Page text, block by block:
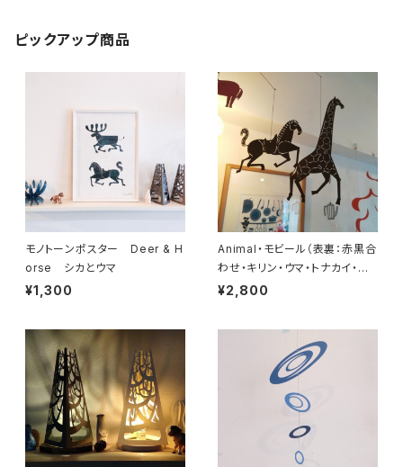
ピックアップ商品
モノトーンポスター Deer & H
orse シカとウマ
¥1,300
Animal・モビール（表裏：赤黒合
わせ・キリン・ウマ・トナカイ・ラ
クダ・ロバ）
¥2,800